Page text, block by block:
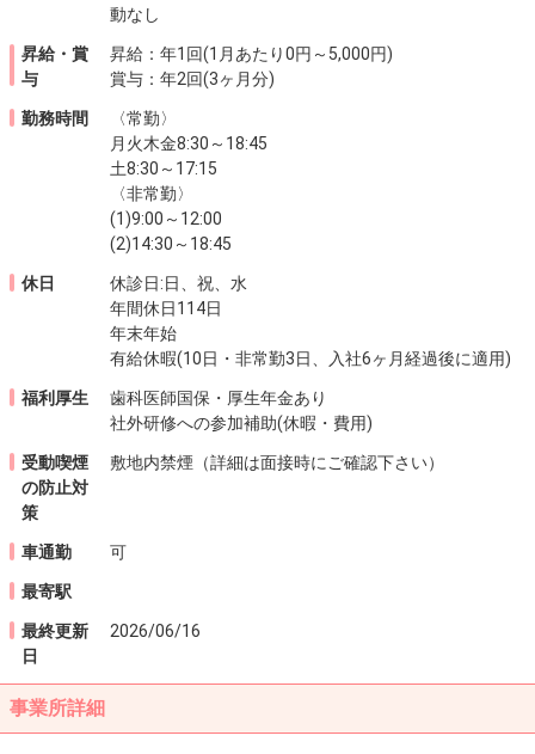
動なし
昇給・賞
与
昇給：年1回(1月あたり0円～5,000円)
賞与：年2回(3ヶ月分)
勤務時間
〈常勤〉
月火木金8:30～18:45
土8:30～17:15
〈非常勤〉
(1)9:00～12:00
(2)14:30～18:45
休日
休診日:日、祝、水
年間休日114日
年末年始
有給休暇(10日・非常勤3日、入社6ヶ月経過後に適用)
福利厚生
歯科医師国保・厚生年金あり
社外研修への参加補助(休暇・費用)
受動喫煙
の防止対
策
敷地内禁煙（詳細は面接時にご確認下さい）
車通勤 可
最寄駅
最終更新
日
2026/06/16
事業所詳細